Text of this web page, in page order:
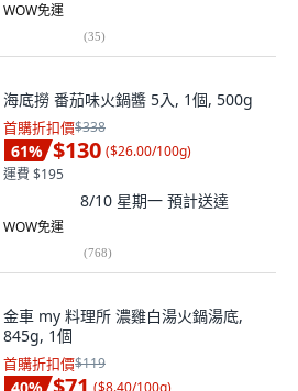
WOW免運
(35)
海底撈 番茄味火鍋醬 5入, 1個, 500g
首購折扣價$338
61% $130 ($26.00/100g)
運費 $195
8/10 星期一 預計送達
WOW免運
(768)
金車 my 料理所 濃雞白湯火鍋湯底,
845g, 1個
首購折扣價$119
($8.40/100g)